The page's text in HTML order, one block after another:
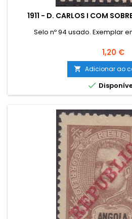
1911 - D. CARLOS I COM
Selo nº 94 usado. Exemplar
Preço
1,20 €
 Adicionar ao
